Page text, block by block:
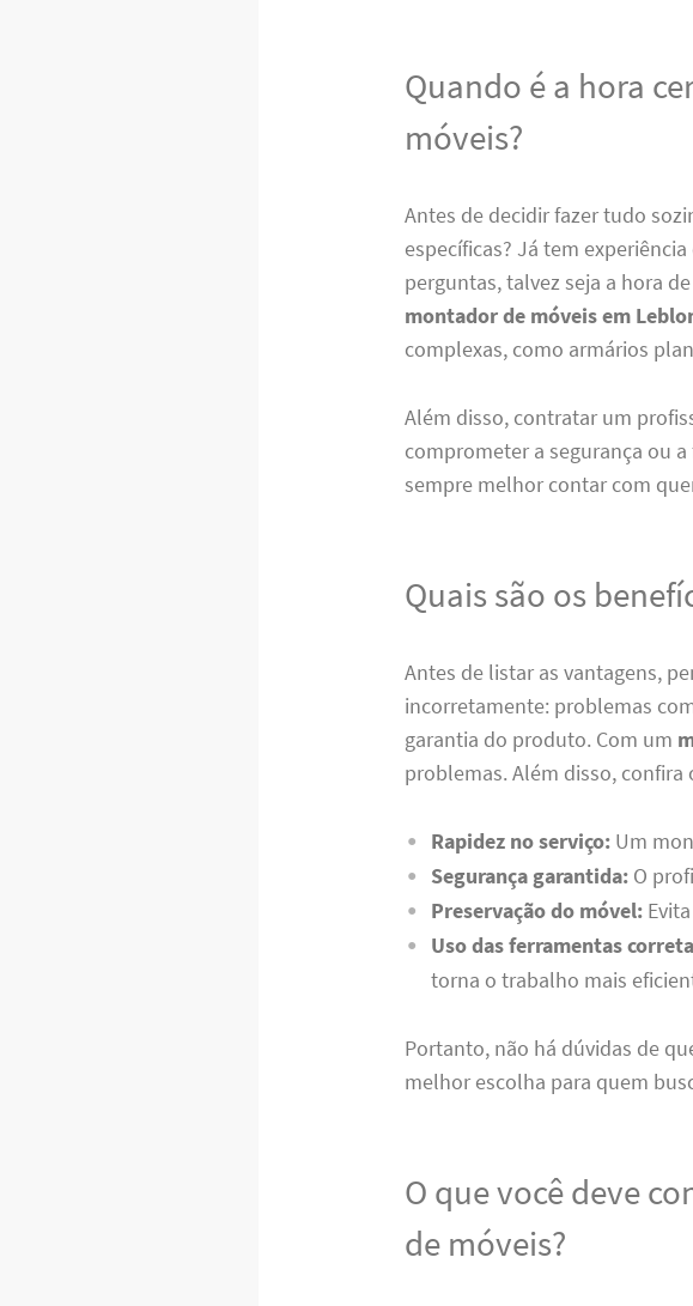
Quando é a hora
móveis?
Antes de decidir fazer tudo
específicas? Já tem
perguntas, talvez seja a hora
montador de móveis em
complexas, como armários
Além disso, contratar um
comprometer a segurança ou
sempre melhor contar com
Quais são os
Antes de listar as vantagens,
incorretamente: problemas
garantia do produto. Com um
problemas. Além disso,
Rapidez no serviço:Um
Segurança garantida:O
Preservação do móvel:
Uso das ferramentas
torna o trabalho mais
Portanto, não há dúvidas de
melhor escolha para quem
O que você deve
de móveis?